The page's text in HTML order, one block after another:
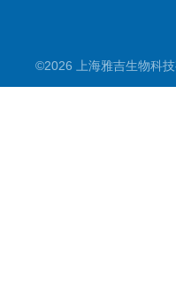
©2026 上海雅吉生物科